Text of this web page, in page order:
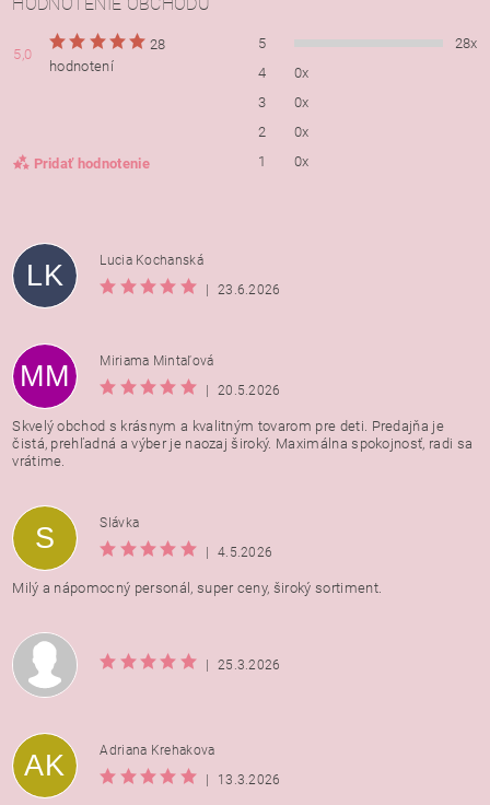
5,0
28
hodnotení
Pridať hodnotenie
5
28x
4
0x
3
0x
2
0x
1
0x
Vložením hodnotenie súhlasíte s
osobných údajov
LK
Lucia Kochanská
|
23.6.2026
MM
Miriama Mintaľová
|
20.5.2026
Skvelý obchod s krásnym a kvalitným tovarom pre deti. Predajňa je
čistá, prehľadná a výber je naozaj široký. Maximálna spokojnosť, radi sa
vrátime.
S
Slávka
|
4.5.2026
Milý a nápomocný personál, super ceny, široký sortiment.
| 25.3.2026
AK
Adriana Krehakova
|
13.3.2026